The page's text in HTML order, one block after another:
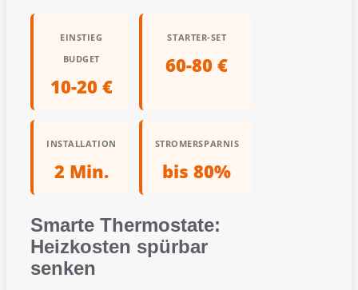
EINSTIEG
BUDGET
10-20 €
STARTER-SET
60-80 €
INSTALLATION
2 Min.
STROMERSPARNIS
bis 80%
Smarte Thermostate:
Heizkosten spürbar
senken